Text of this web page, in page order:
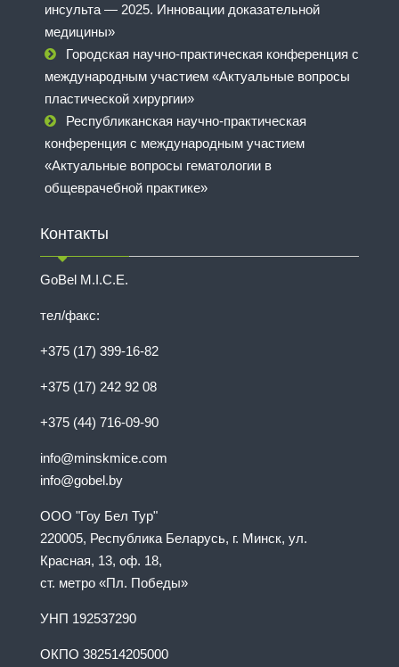
инсульта — 2025. Инновации доказательной
медицины»
Городская научно-практическая конференция с
международным участием «Актуальные вопросы
пластической хирургии»
Республиканская научно-практическая
конференция с международным участием
«Актуальные вопросы гематологии в
общеврачебной практике»
Контакты
GoBel M.I.C.E.
тел/факс:
+375 (17) 399-16-82
+375 (17) 242 92 08
+375 (44) 716-09-90
info@minskmice.com
info@gobel.by
ООО "Гоу Бел Тур"
220005, Республика Беларусь, г. Минск, ул.
Красная, 13, оф. 18,
ст. метро «Пл. Победы»
УНП 192537290
ОКПО 382514205000